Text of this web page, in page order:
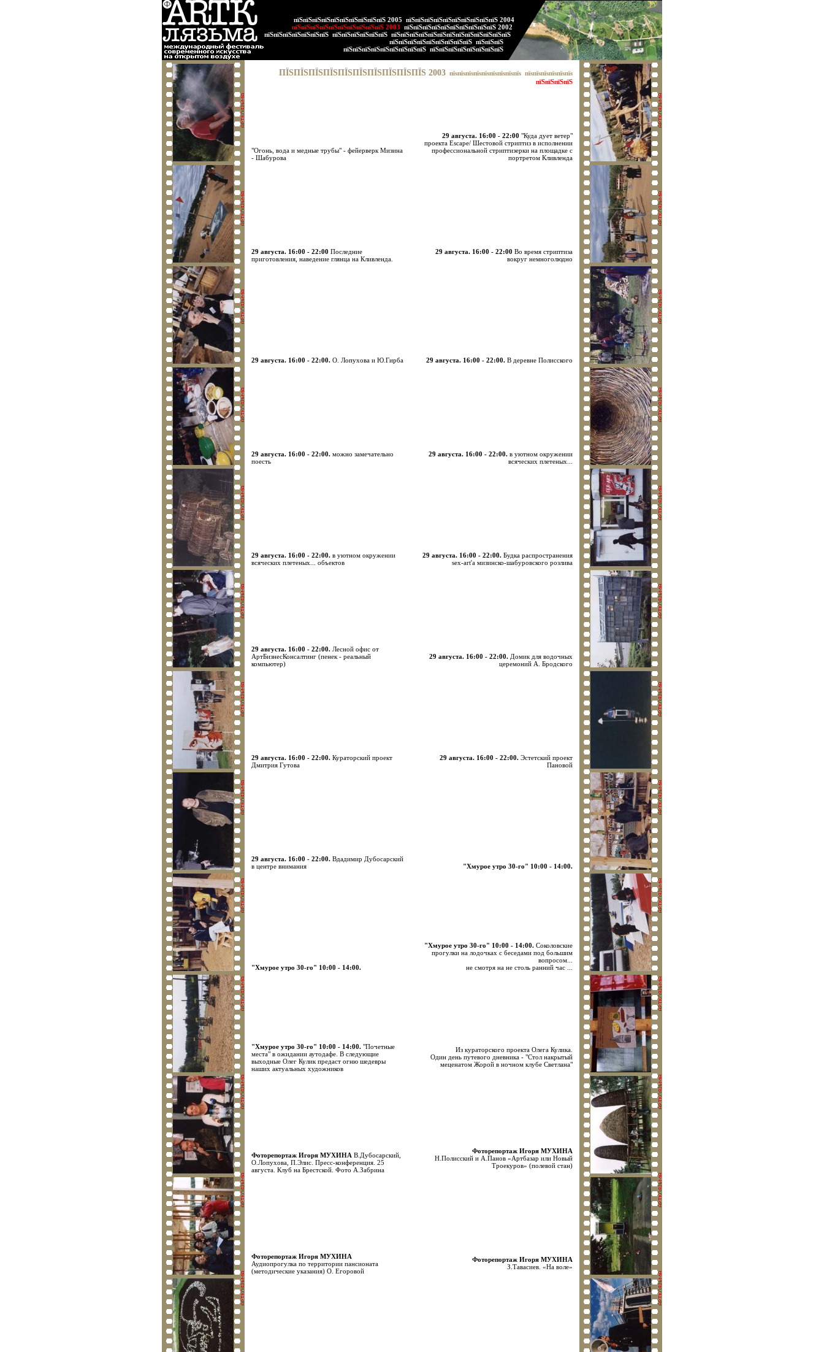
пїЅпїЅпїЅпїЅпїЅпїЅпїЅпїЅпїЅпїЅ 2005 пїЅпїЅпїЅпїЅпїЅпїЅпїЅпїЅпїЅпїЅ 2004
пїЅпїЅпїЅпїЅпїЅпїЅпїЅпїЅпїЅпїЅ 2003 пїЅпїЅпїЅпїЅпїЅпїЅпїЅпїЅпїЅпїЅ 2002
пїЅпїЅпїЅпїЅпїЅпїЅпїЅ пїЅпїЅпїЅпїЅпїЅпїЅ пїЅпїЅпїЅпїЅпїЅпїЅпїЅпїЅпїЅпїЅпїЅпїЅпїЅ
пїЅпїЅпїЅпїЅпїЅпїЅпїЅпїЅпїЅ пїЅпїЅпїЅ
пїЅпїЅпїЅпїЅпїЅпїЅпїЅпїЅпїЅ пїЅпїЅпїЅпїЅпїЅпїЅпїЅпїЅ
ПЇЅПЇЅПЇЅПЇЅПЇЅПЇЅПЇЅПЇЅПЇЅПЇЅ 2003 пїѕпїѕпїѕпїѕпїѕпїѕпїѕпїѕпїѕ пїѕпїѕпїѕпїѕпїѕпїѕ
пїЅпїЅпїЅпїЅ
"Огонь, вода и медные трубы" - фейерверк Мизина
- Шабурова
29 августа. 16:00 - 22:00 "Куда дует ветер"
проекта Escape/ Шестовой стриптиз в исполнении
профессиональной стриптизерки на площадке с
портретом Кливленда
29 августа. 16:00 - 22:00 Последние
приготовления, наведение глянца на Кливленда.
29 августа. 16:00 - 22:00 Во время стриптиза
вокруг немноголюдно
29 августа. 16:00 - 22:00. О. Лопухова и Ю.Гирба 29 августа. 16:00 - 22:00. В деревне Полисского
29 августа. 16:00 - 22:00. можно замечательно
поесть
29 августа. 16:00 - 22:00. в уютном окружении
всяческих плетеных...
29 августа. 16:00 - 22:00. в уютном окружении
всяческих плетеных... объектов
29 августа. 16:00 - 22:00. Будка распространения
sex-art'а мизинско-шабуровского розлива
29 августа. 16:00 - 22:00. Лесной офис от
АртБизнесКонсалтинг (пенек - реальный
компьютер)
29 августа. 16:00 - 22:00. Домик для водочных
церемоний А. Бродского
29 августа. 16:00 - 22:00. Кураторский проект
Дмитрия Гутова
29 августа. 16:00 - 22:00. Эстетский проект
Пановой
29 августа. 16:00 - 22:00. Вдадимир Дубосарский
в центре внимания
"Хмурое утро 30-го" 10:00 - 14:00.
"Хмурое утро 30-го" 10:00 - 14:00.
"Хмурое утро 30-го" 10:00 - 14:00. Соколовские
прогулки на лодочках с беседами под большим
вопросом...
не смотря на не столь ранний час ...
"Хмурое утро 30-го" 10:00 - 14:00. "Почетные
места" в ожидании аутодафе. В следующие
выходные Олег Кулик предаст огню шедевры
наших актуальных художников
Из кураторского проекта Олега Кулика.
Один день путевого дневника - "Стол накрытый
меценатом Жорой в ночном клубе Светлана"
Фоторепортаж Игоря МУХИНА В.Дубосарский,
О.Лопухова, П.Элис. Пресс-конференция. 25
августа. Клуб на Брестской. Фото А.Забрина
Фоторепортаж Игоря МУХИНА
Н.Полисский и А.Панов «Артбазар или Новый
Троекуров» (полевой стан)
Фоторепортаж Игоря МУХИНА
Аудиопрогулка по территории пансионата
(методические указания) О. Егоровой
Фоторепортаж Игоря МУХИНА
З.Тавасиев. «На воле»